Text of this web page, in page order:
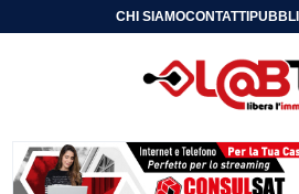
CHI SIAMOCONTATTI